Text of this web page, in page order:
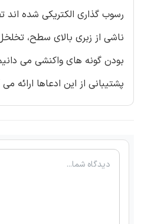
رسوب گذاری الکتریکی شده اند
ناشی از زبری بالای سطح،
بودن گونه های واکنشی می
پشتیبانی از این ادعاها ارائه